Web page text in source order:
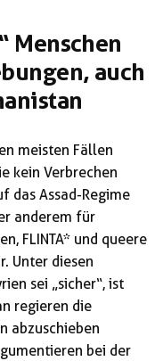
Menschen
auch
meisten Fällen
kein Verbrechen
das Assad-Regime
anderem für
FLINTA* und queere
Unter diesen
sei „sicher“, ist
regieren die
abzuschieben
bei der